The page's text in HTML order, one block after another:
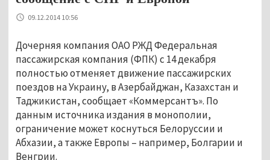
09.12.2014 10:56
Дочерняя компания ОАО РЖД Федеральная
пассажирская компания (ФПК) с 14 декабря
полностью отменяет движение пассажирских
поездов на Украину, в Азербайджан, Казахстан и
Таджикистан, сообщает «Коммерсантъ». По
данным источника издания в монополии,
ограничение может коснуться Белоруссии и
Абхазии, а также Европы – например, Болгарии и
Венгрии.